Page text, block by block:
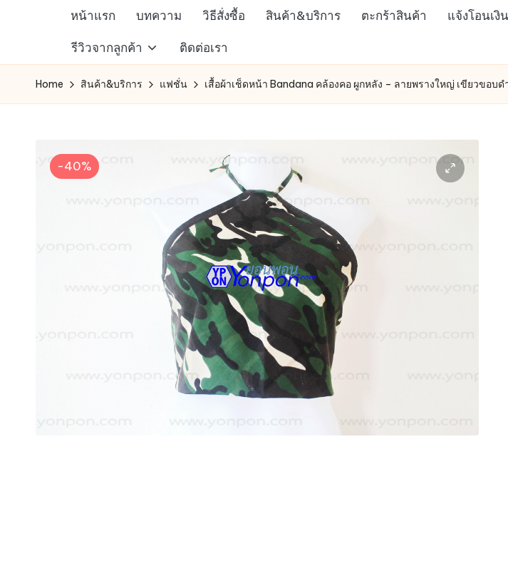
content
สรรพ
สินค้า
ออนไลน์
หน้าแรก บทความ วิธีสั่งซื้อ สินค้า&บริการ ตะกร้าสินค้า แจ้งโอนเงิน
รีวิวจากลูกค้า ติดต่อเรา
Home สินค้า&บริการ แฟชั่น เสื้อผ้าเช็ดหน้า Bandana คล้องคอ ผูกหลัง – ลายพรางใหญ่ เขียวขอบด
-40%